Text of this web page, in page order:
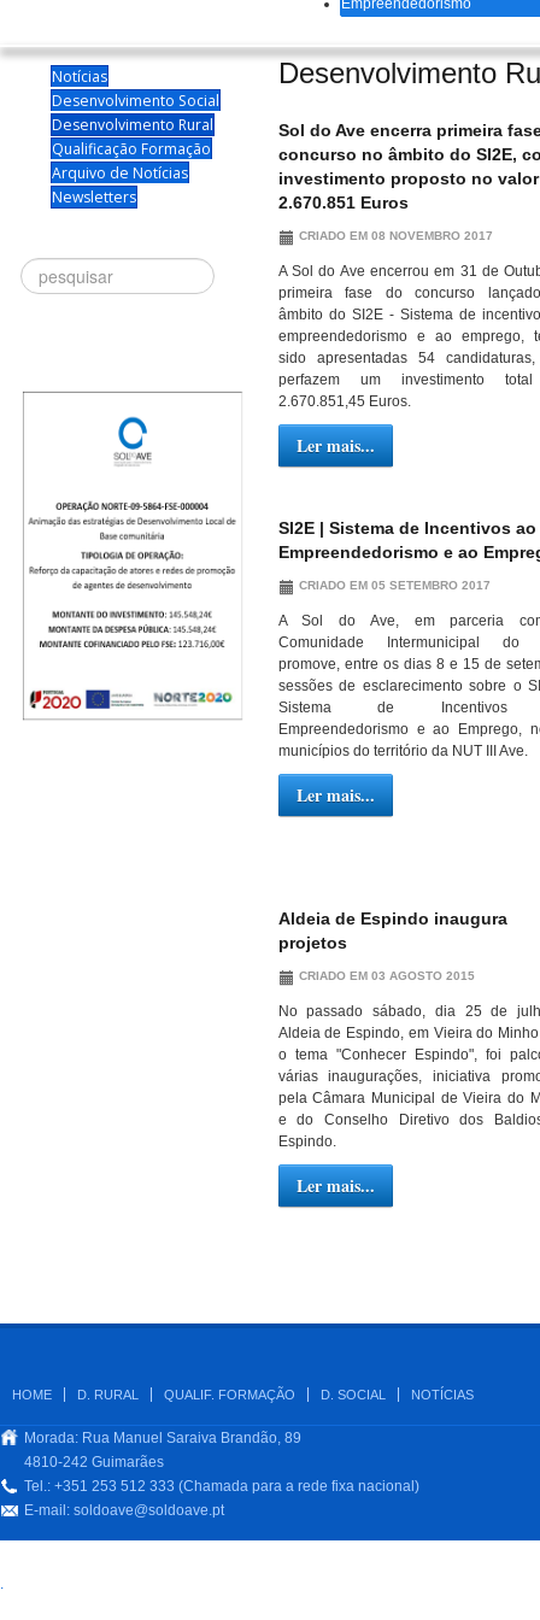
Empreendedorismo
Notícias
Desenvolvimento Social
Desenvolvimento Rural
Qualificação Formação
Arquivo de Notícias
Newsletters
Procurar
Desenvolvimento
Sol do Ave encerra primeira
concurso no âmbito do SI2E,
investimento proposto no
2.670.851 Euros
CRIADO EM 08 NOVEMBRO 2017
A Sol do Ave encerrou em 31 de
primeira fase do concurso
âmbito do SI2E - Sistema de
empreendedorismo e ao emprego,
sido apresentadas 54
perfazem um investimento
2.670.851,45 Euros.
Ler mais...
SI2E | Sistema de Incentivos ao
Empreendedorismo e ao
CRIADO EM 05 SETEMBRO 2017
A Sol do Ave, em parceria
Comunidade Intermunicipal do
promove, entre os dias 8 e 15 de
sessões de esclarecimento sobre o
Sistema de Incentivos
Empreendedorismo e ao Emprego,
municípios do território da NUT III Ave.
Ler mais...
Aldeia de Espindo inaugura
projetos
CRIADO EM 03 AGOSTO 2015
No passado sábado, dia 25 de
Aldeia de Espindo, em Vieira do
o tema "Conhecer Espindo", foi
várias inaugurações, iniciativa
pela Câmara Municipal de Vieira do
e do Conselho Diretivo dos
Espindo.
Ler mais...
HOME D. RURAL QUALIF. FORMAÇÃO D. SOCIAL NOTÍCIAS
Morada: Rua Manuel Saraiva Brandão, 89
4810-242 Guimarães
Tel.: +351 253 512 333 (Chamada para a rede fixa nacional)
E-mail: soldoave@soldoave.pt
.